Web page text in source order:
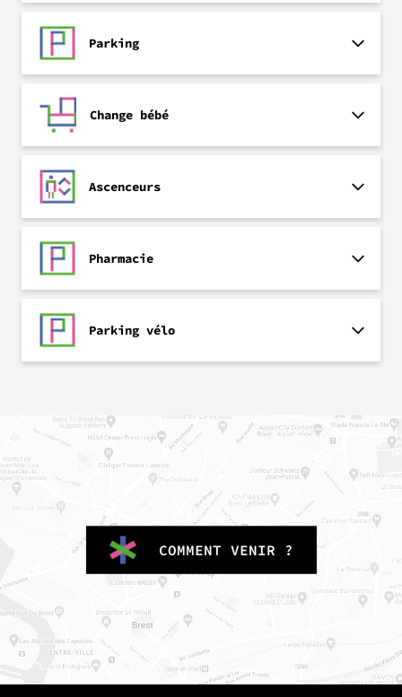
Parking
Change bébé
Ascenceurs
Pharmacie
Parking vélo
COMMENT VENIR ?